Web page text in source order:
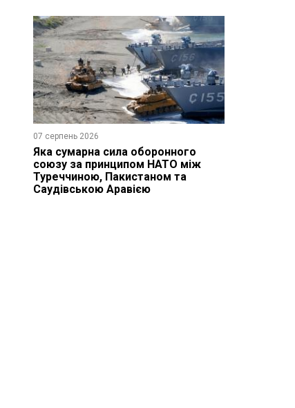
07 серпень 2026
Яка сумарна сила оборонного
союзу за принципом НАТО між
Туреччиною, Пакистаном та
Саудівською Аравією